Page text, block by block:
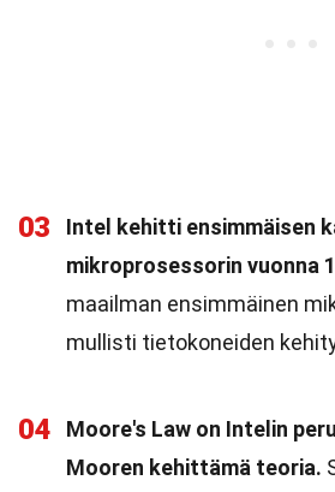
03
Intel kehitti ensimmäisen
mikroprosessorin vuonna
maailman ensimmäinen
mullisti tietokoneiden
04
Moore's Law on Intelin
Mooren kehittämä teoria.